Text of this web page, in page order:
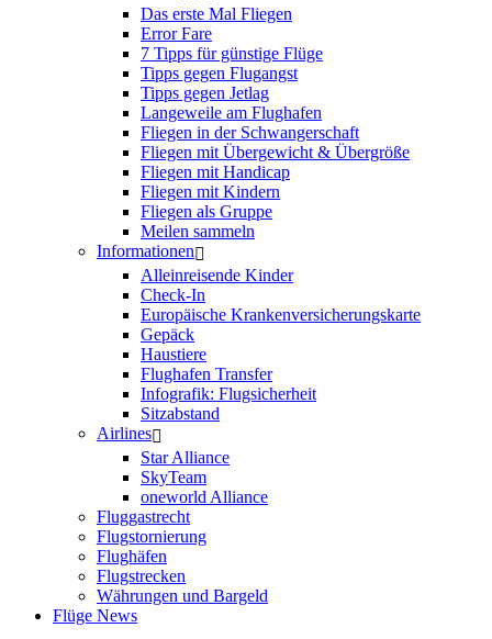
Das erste Mal Fliegen
Error Fare
7 Tipps für günstige Flüge
Tipps gegen Flugangst
Tipps gegen Jetlag
Langeweile am Flughafen
Fliegen in der Schwangerschaft
Fliegen mit Übergewicht & Übergröße
Fliegen mit Handicap
Fliegen mit Kindern
Fliegen als Gruppe
Meilen sammeln
Informationen
Alleinreisende Kinder
Check-In
Europäische Krankenversicherungskarte
Gepäck
Haustiere
Flughafen Transfer
Infografik: Flugsicherheit
Sitzabstand
Airlines
Star Alliance
SkyTeam
oneworld Alliance
Fluggastrecht
Flugstornierung
Flughäfen
Flugstrecken
Währungen und Bargeld
Flüge News